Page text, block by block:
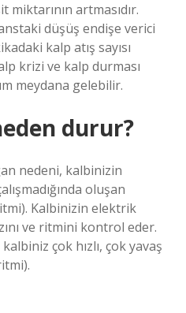
artmasıdır.
düşüş endişe verici
kalp atış sayısı
krizi ve kalp durması
meydana gelebilir.
durur?
nedeni, kalbinizin
oluşan
Kalbinizin elektrik
ve ritmini kontrol eder.
çok hızlı, çok yavaş